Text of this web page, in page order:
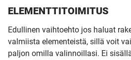
ELEMENTTITOIMITUS
Edullinen vaihtoehto jos haluat
valmiista elementeistä, sillä voit
paljon omilla valinnoillasi. Ei